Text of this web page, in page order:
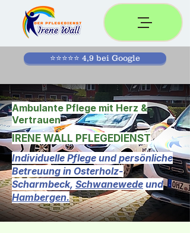
⭐⭐⭐⭐⭐ 4,9 bei Google
Ambulante Pflege mit Herz &
Vertrauen
IRENE WALL PFLEGEDIENST
Individuelle Pflege und persönliche
Betreuung in Osterholz-
Scharmbeck, Schwanewede und
Hambergen.